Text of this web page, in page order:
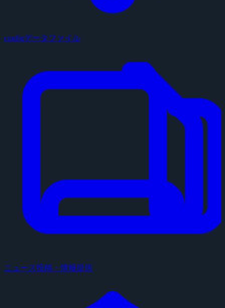
configデータファイル
ニュース投稿・情報提供